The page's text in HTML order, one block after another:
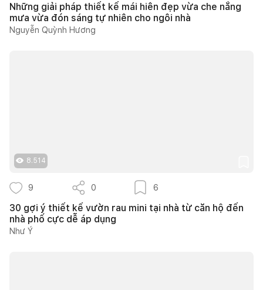
Những giải pháp thiết kế mái hiên đẹp vừa che nắng
mưa vừa đón sáng tự nhiên cho ngôi nhà
Nguyễn Quỳnh Hương
8.514
9 0 6
30 gợi ý thiết kế vườn rau mini tại nhà từ căn hộ đến
nhà phố cực dễ áp dụng
Như Ý